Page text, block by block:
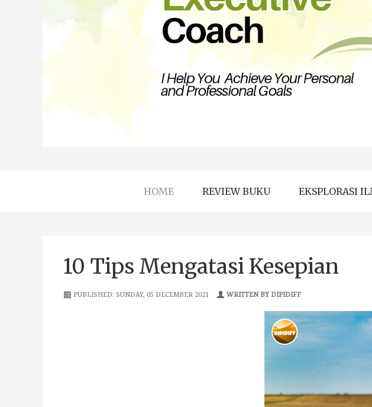
HOME REVIEW BUKU EKSPLORASI
10 Tips Mengatasi Kesepian
PUBLISHED: SUNDAY, 05 DECEMBER 2021 WRITTEN BY DIPIDIFF